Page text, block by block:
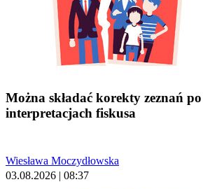
Można składać korekty zeznań
interpretacjach fiskusa
Wiesława Moczydłowska
03.08.2026 | 08:37